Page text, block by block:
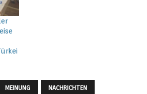
MEINUNG NACHRICHTEN